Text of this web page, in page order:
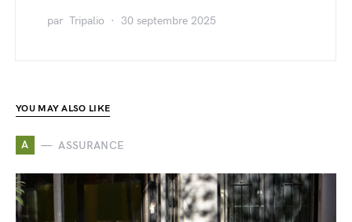
par Tripalio 30 septembre 2025
YOU MAY ALSO LIKE
A ASSURANCE